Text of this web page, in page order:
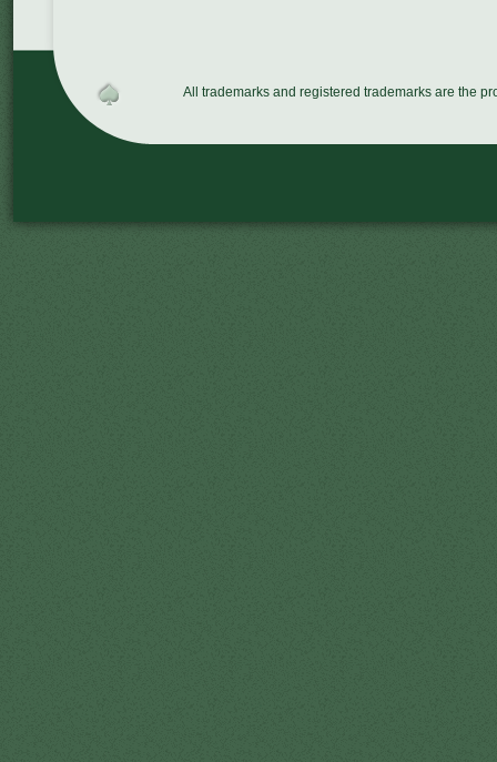
All trademarks and registered trademarks are the